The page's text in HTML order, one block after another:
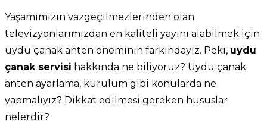
Yaşamımızın vazgeçilmezlerinden olan
televizyonlarımızdan en kaliteli yayını alabilmek için
uydu çanak anten öneminin farkındayız. Peki, uydu
çanak servisi hakkında ne biliyoruz? Uydu çanak
anten ayarlama, kurulum gibi konularda ne
yapmalıyız? Dikkat edilmesi gereken hususlar
nelerdir?